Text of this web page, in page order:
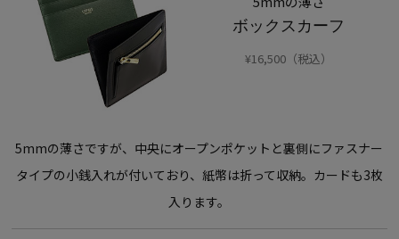
ボックスカーフ
¥16,500（税込）
5mmの薄さですが、中央にオープンポケットと裏側にファスナー
タイプの小銭入れが付いており、紙幣は折って収納。カードも3枚
入ります。